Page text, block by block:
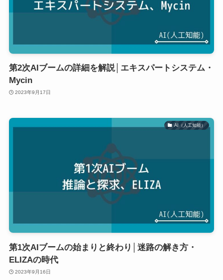
第2次AIブームの詳細を解説│エキスパートシステム・
Mycin
2023年9月17日
AI（人工知能）
第1次AIブームの始まりと終わり│迷路の解き方・
ELIZAの時代
2023年9月16日